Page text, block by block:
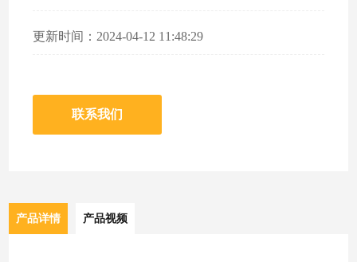
更新时间：2024-04-12 11:48:29
联系我们
产品详情 产品视频